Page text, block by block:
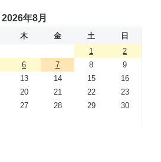
2026年8月
木 金 土
日
1
2
6 7 8
9
13 14 15
16
20 21 22
23
27 28 29
30